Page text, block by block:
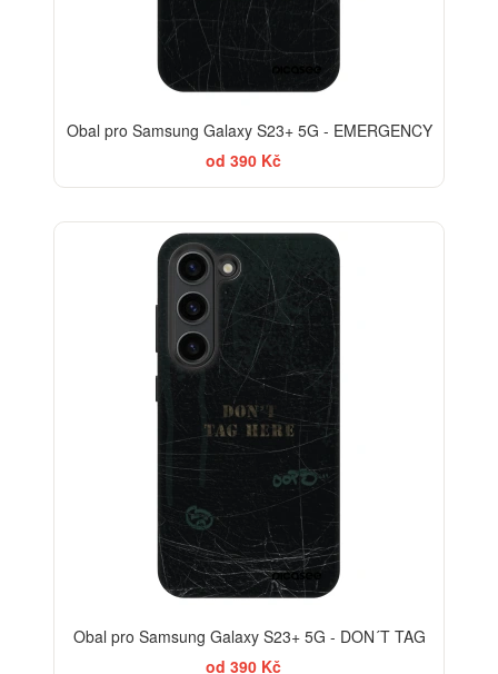
Obal pro Samsung Galaxy S23+ 5G - EMERGENCY
od 390 Kč
Obal pro Samsung Galaxy S23+ 5G - DON´T TAG
od 390 Kč